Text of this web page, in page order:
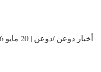
أخبار دوعن /دوعن | 20 مايو 2026م